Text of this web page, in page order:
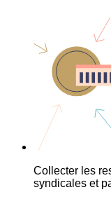
Collecter les
syndicales et